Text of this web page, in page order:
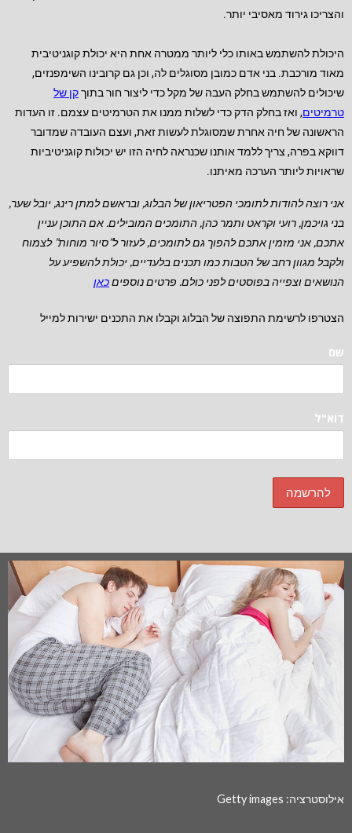
והצריכו גירוד מאסיבי יותר.
היכולת להשתמש באותו כלי ליותר ממטרה אחת היא יכולת קוגניטיבית
מאוד מורכבת. בני אדם כמובן מסוגלים לה, וכן גם קרובינו השימפנזים,
שיכולים להשתמש בחלק העבה של מקל כדי ליצור חור בתוךקן של
טרמיטים, ואז בחלק הדק כדי לשלות ממנו את הטרמיטים עצמם. זו העדות
הראשונה של חיה אחרת שמסוגלת לעשות זאת, ועצם העובדה שמדובר
דווקא בפרה, צריך ללמד אותנו שכנראה לחיה הזו יש יכולות קוגניטיביות
שראויות ליותר הערכה מאיתנו.
אני רוצה להודות לתומכי הפטריאון של הבלוג, ובראשם למתן רינג, יובל שער,
בני גויכמן, רועי וקראט ותמר כהן, התומכים המובילים.אם התוכן עניין
אתכם, אני מזמין אתכם להפוך גם לתומכים, לעזור ל”סיור מוחות” לצמוח
ולקבל מגוון רחב של הטבות כמו תכנים בלעדיים, יכולת להשפיע על
הנושאים וצפייה בפוסטים לפני כולם. פרטים נוספיםכאן
הצטרפו לרשימת התפוצה של הבלוג וקבלו את התכנים ישירות למייל
שם
דוא"ל
אילוסטרציה: Getty images